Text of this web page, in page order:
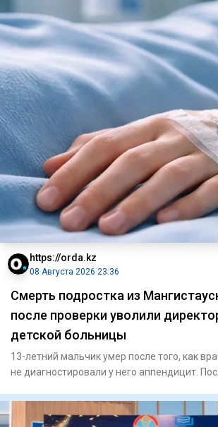
https://orda.kz
08 Августа 2026 23:36
Смерть подростка из
после проверки уволили
детской больницы
13-летний мальчик умер после того, как
не диагностировали у него аппендицит.